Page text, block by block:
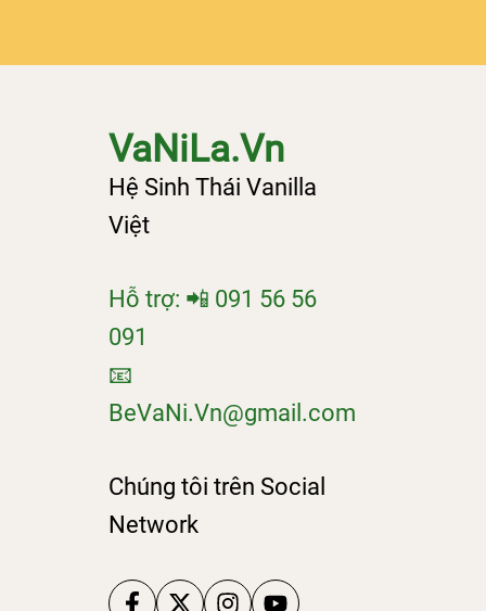
VaNiLa.Vn
Hệ Sinh Thái Vanilla
Việt
Hỗ trợ: 📲 091 56 56
091
📧
BeVaNi.Vn@gmail.com
Chúng tôi trên Social
Network